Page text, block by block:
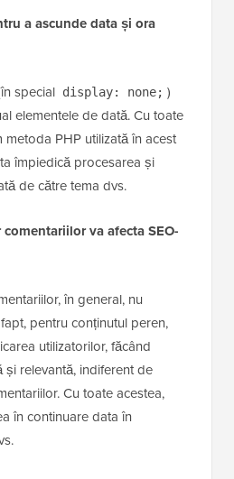
a ascunde data și ora
special display: none; )
elementele de dată. Cu toate
PHP utilizată în acest
împiedică procesarea și
de către tema dvs.
va afecta SEO-
în general, nu
pentru conținutul peren,
utilizatorilor, făcând
și relevantă, indiferent de
Cu toate acestea,
în continuare data în